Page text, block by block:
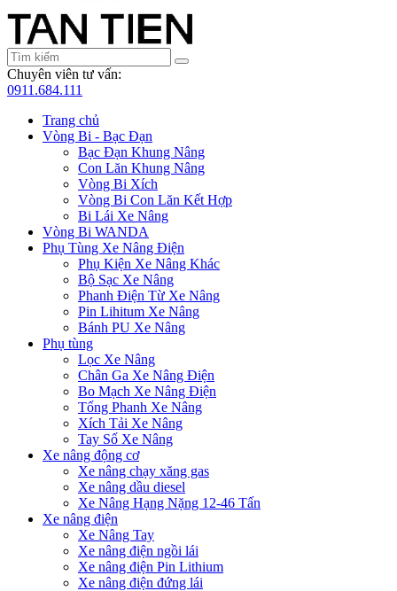
Chuyên viên tư vấn:
0911.684.111
Trang chủ
Vòng Bi - Bạc Đạn
Bạc Đạn Khung Nâng
Con Lăn Khung Nâng
Vòng Bi Xích
Vòng Bi Con Lăn Kết Hợp
Bi Lái Xe Nâng
Vòng Bi WANDA
Phụ Tùng Xe Nâng Điện
Phụ Kiện Xe Nâng Khác
Bộ Sạc Xe Nâng
Phanh Điện Từ Xe Nâng
Pin Lihitum Xe Nâng
Bánh PU Xe Nâng
Phụ tùng
Lọc Xe Nâng
Chân Ga Xe Nâng Điện
Bo Mạch Xe Nâng Điện
Tổng Phanh Xe Nâng
Xích Tải Xe Nâng
Tay Số Xe Nâng
Xe nâng động cơ
Xe nâng chạy xăng gas
Xe nâng dầu diesel
Xe Nâng Hạng Nặng 12-46 Tấn
Xe nâng điện
Xe Nâng Tay
Xe nâng điện ngồi lái
Xe nâng điện Pin Lithium
Xe nâng điện đứng lái